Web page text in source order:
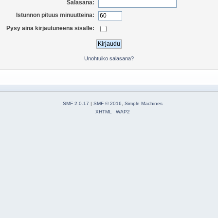
Salasana:
Istunnon pituus minuutteina:
Pysy aina kirjautuneena sisälle:
Unohtuiko salasana?
SMF 2.0.17 | SMF © 2016
Simple Machines
XHTML
WAP2